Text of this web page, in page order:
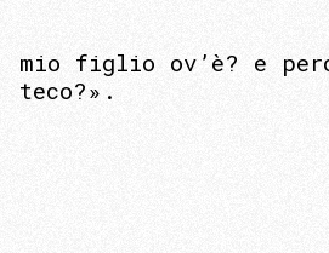
mio figlio ov’è? e
teco?».